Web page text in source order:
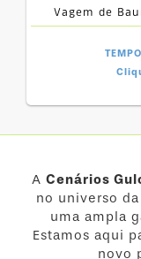
Vagem de
A Cenários
no universo
uma ampla
Estamos aqui
novo